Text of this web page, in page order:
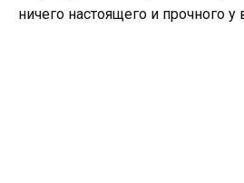
ничего настоящего и прочного у